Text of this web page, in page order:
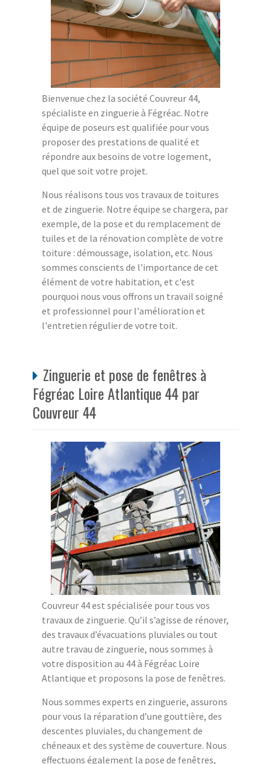
Bienvenue chez la société Couvreur 44,
spécialiste en zinguerie à Fégréac. Notre
équipe de poseurs est qualifiée pour vous
proposer des prestations de qualité et
répondre aux besoins de votre logement,
quel que soit votre projet.
Nous réalisons tous vos travaux de toitures
et de zinguerie. Notre équipe se chargera, par
exemple, de la pose et du remplacement de
tuiles et de la rénovation complète de votre
toiture : démoussage, isolation, etc. Nous
sommes conscients de l'importance de cet
élément de votre habitation, et c'est
pourquoi nous vous offrons un travail soigné
et professionnel pour l'amélioration et
l'entretien régulier de votre toit.
Zinguerie et pose de fenêtres à
Fégréac Loire Atlantique 44 par
Couvreur 44
Couvreur 44 est spécialisée pour tous vos
travaux de zinguerie. Qu’il s’agisse de rénover,
des travaux d’évacuations pluviales ou tout
autre travau de zinguerie, nous sommes à
votre disposition au 44 à Fégréac Loire
Atlantique et proposons la pose de fenêtres.
Nous sommes experts en zinguerie, assurons
pour vous la réparation d’une gouttière, des
descentes pluviales, du changement de
chéneaux et des système de couverture. Nous
effectuons également la pose de fenêtres,